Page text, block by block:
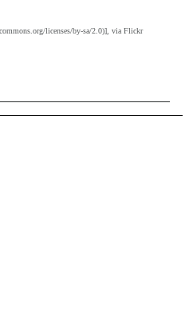
licenses/by-sa/2.0)], via Flickr